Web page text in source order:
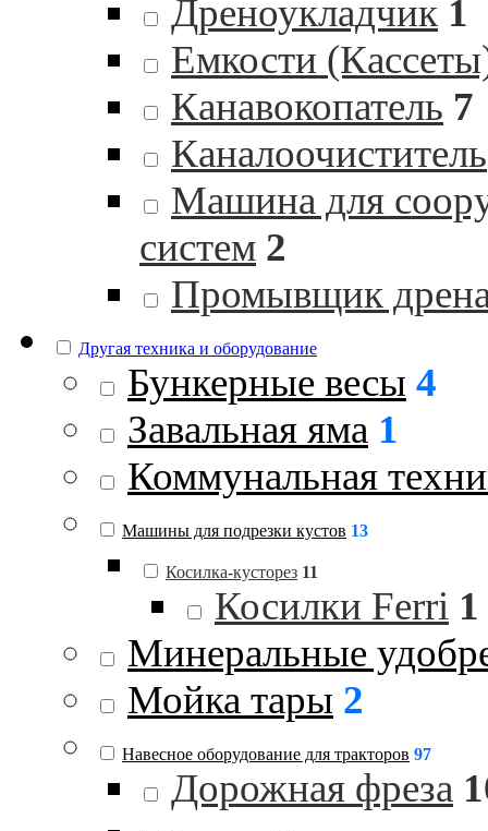
Дреноукладчик 1
Емкости
Канавокопатель 7
Каналоочиститель
Машина для
систем 2
Промывщик
Другая техника и оборудование
Бункерные весы 4
Завальная яма 1
Коммунальная
Машины для подрезки кустов 13
Косилка-кусторез 11
Косилки Ferri 1
Минеральные
Мойка тары 2
Навесное оборудование для тракторов 97
Дорожная фреза